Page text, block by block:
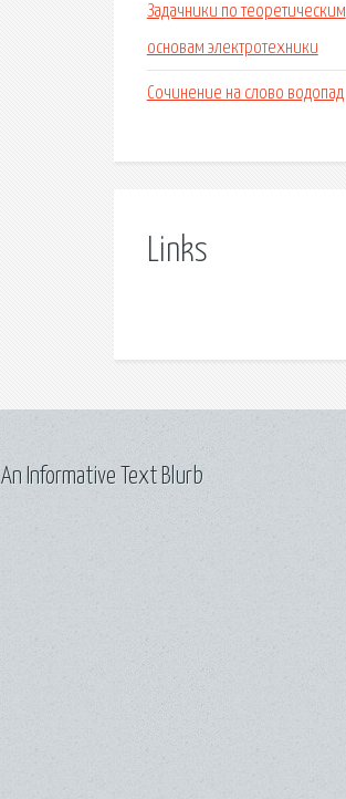
Задачники по теоретическим
основам электротехники
Сочинение на слово водопад
Links
An Informative Text Blurb